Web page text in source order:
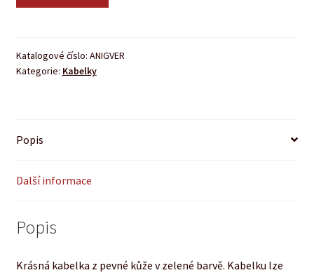
Katalogové číslo: ANIGVER
Kategorie: Kabelky
Popis
Další informace
Popis
Krásná kabelka z pevné kůže v zelené barvě. Kabelku lze